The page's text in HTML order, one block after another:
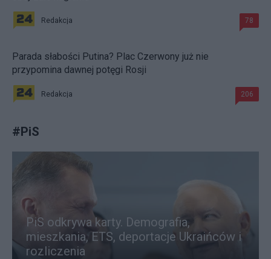
Redakcja 78
Parada słabości Putina? Plac Czerwony już nie
przypomina dawnej potęgi Rosji
Redakcja 206
#PiS
PiS odkrywa karty. Demografia,
mieszkania, ETS, deportacje Ukraińców i
rozliczenia